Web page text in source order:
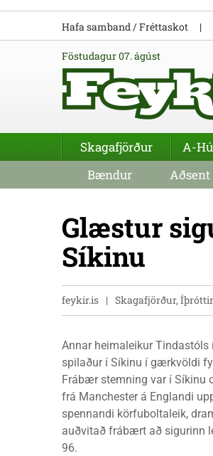
föstudagur 07. ágúst
Glæstur
Síkinu
feykir.is Skagafjörður,
Annar heimaleikur Tindastóls
spilaður í Síkinu í gærkvöldi
Frábær stemning var í Síkinu
frá Manchester á Englandi
spennandi körfuboltaleik,
auðvitað frábært að sigurinn
96.
Hafa samband / Fréttaskot
Skagafjörður A-
Bændur